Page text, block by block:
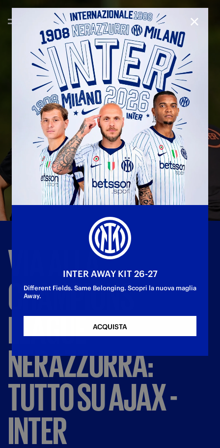
VIA
ALLA
CHAMPIONS
LEAGUE
NERAZZURRA:
TUTTOSUAJAX-
INTER
INTER AWAY KIT 26-27
Different Fields. Same Belonging. Scopri la nuova maglia
Away.
ACQUISTA